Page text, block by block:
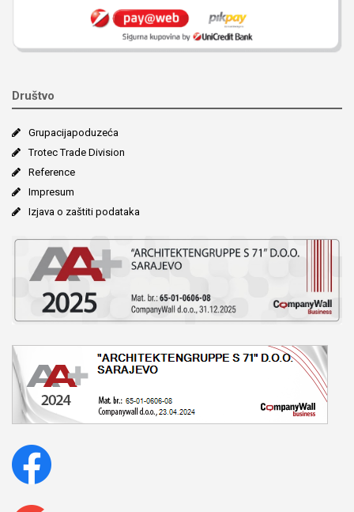
Društvo
Grupacija­poduzeća
Trotec Trade Division
Reference
Impresum
Izjava o zaštiti podataka